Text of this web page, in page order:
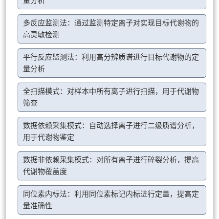
多反应监测法：通过监测特定离子对实现目标代谢物的
高灵敏检测
平行反应监测法：利用高分辨质谱进行目标代谢物的定
量分析
全扫描模式：对样本中所有离子进行扫描，用于代谢物
筛查
数据依赖采集模式：自动选择离子进行二级质谱分析，
用于代谢物鉴定
数据非依赖采集模式：对所有离子进行碎裂分析，提高
代谢物覆盖度
同位素内标法：利用同位素标记内标进行定量，提高定
量准确性